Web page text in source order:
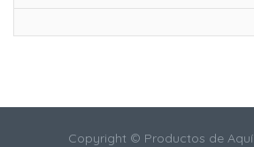
Copyright © Productos de Aquí